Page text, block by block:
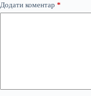
Додати коментар *